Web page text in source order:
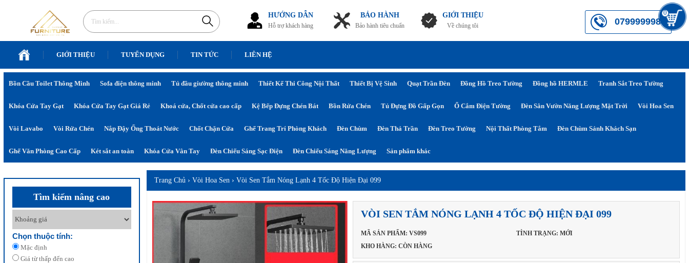
0
HƯỚNG DẪN
Hỗ trợ khách hàng
BẢO HÀNH
Bảo hành tiêu chuẩn
GIỚI THIỆU
Về chúng tôi 0799999984
GIỚI THIỆU TUYỂN DỤNG TIN TỨC LIÊN HỆ
Bồn Cầu Toilet Thông Minh Sofa điện thông minh Tủ đầu giường thông minh Thiết Kế Thi Công Nội Thất Thiết Bị Vệ Sinh Quạt Trần Đèn Đồng Hồ Treo Tường Đồng hồ HERMLE Tranh Sắt Treo Tường
Khóa Cửa Tay Gạt Khóa Cửa Tay Gạt Giá Rẻ Khoá cửa, Chốt cửa cao cấp Kệ Bếp Đựng Chén Bát Bồn Rửa Chén Tủ Đựng Đồ Gấp Gọn Ổ Cắm Điện Tường Đèn Sân Vườn Năng Lượng Mặt Trời Vòi Hoa Sen
Vòi Lavabo Vòi Rửa Chén Nắp Đậy Ống Thoát Nước Chốt Chặn Cửa Ghế Trang Trí Phòng Khách Đèn Chùm Đèn Thả Trần Đèn Treo Tường Nội Thất Phòng Tắm Đèn Chùm Sảnh Khách Sạn
Ghế Văn Phòng Cao Cấp Két sắt an toàn Khóa Cửa Vân Tay Đèn Chiếu Sáng Sạc Điện Đèn Chiếu Sáng Năng Lượng Sản phẩm khác
Tìm kiếm nâng cao
Chọn thuộc tính:
Mặc định
Giá từ thấp đến cao
Trang Chủ ›Vòi Hoa Sen ›Vòi Sen Tắm Nóng Lạnh 4 Tốc Độ Hiện Đại 099
VÒI SEN TẮM NÓNG LẠNH 4 TỐC ĐỘ HIỆN ĐẠI 099
MÃ SẢN PHẨM: VS099
TÌNH TRẠNG: MỚI
KHO HÀNG: CÒN HÀNG